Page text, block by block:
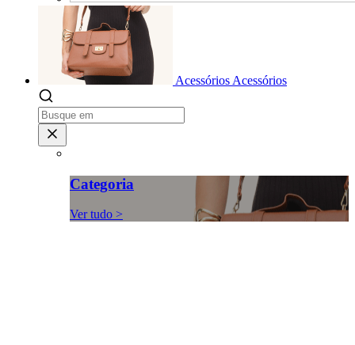
Acessórios Acessórios
Categoria
Ver tudo >